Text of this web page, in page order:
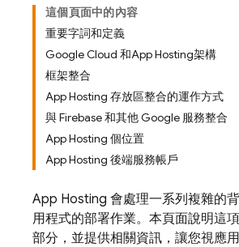
這個頁面中的內容
重要字詞和定義
Google Cloud 和App Hosting架構
框架整合
App Hosting 存放區整合的運作方式
與 Firebase 和其他 Google 服務整合
App Hosting 個位置
App Hosting 後端服務帳戶
App Hosting 會處理一系列複雜的
用程式的部署作業。本頁面說明這
部分，並提供相關資訊，讓您視應